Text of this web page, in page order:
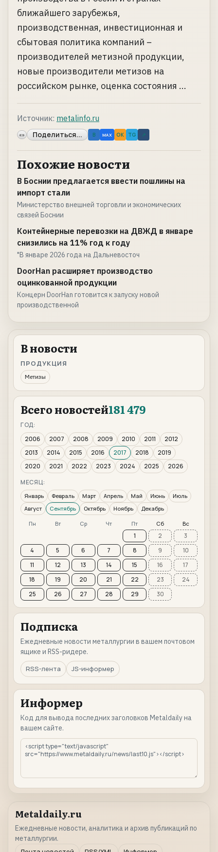
ближайшего зарубежья,
производственная, инвестиционная и
сбытовая политика компаний –
производителей метизной продукции,
новые производители метизов на
российском рынке, оценка состояния ...
Источник: metalinfo.ru
«» Поделиться... B MAX OK TG ↗
Похожие новости
В Боснии предлагается ввести пошлины на
импорт стали
Министерство внешней торговли и экономических
связей Боснии
Контейнерные перевозки на ДВЖД в январе
снизились на 11% год к году
"В январе 2026 года на Дальневосточ
DoorHan расширяет производство
оцинкованной продукции
Концерн DoorHan готовится к запуску новой
производственной
В новости
ПРОДУКЦИЯ
Метизы
Всего новостей181 479
ГОД:
2006
2007 2008 2009 2010 2011
2012
2013
2014 2015 2016 2017 2018
2019
2020
2021 2022 2023 2024 2025
2026
МЕСЯЦ:
Январь Февраль Март Апрель Май Июнь
Июль
Август
Сентябрь Октябрь Ноябрь Декабрь
Пн Вт Ср Чт Пт Сб Вс
1 2
3
4
5 6 7 8 9
10
11
12 13 14 15 16
17
18
19 20 21 22 23
24
25
26 27 28 29 30
Подписка
Ежедневные новости металлургии в вашем почтовом
ящике и RSS-ридере.
RSS-лента
JS-информер
Информер
Код для вывода последних заголовков Metaldaily на
вашем сайте.
Metaldaily.ru
Ежедневные новости, аналитика и архив публикаций по
металлургии.